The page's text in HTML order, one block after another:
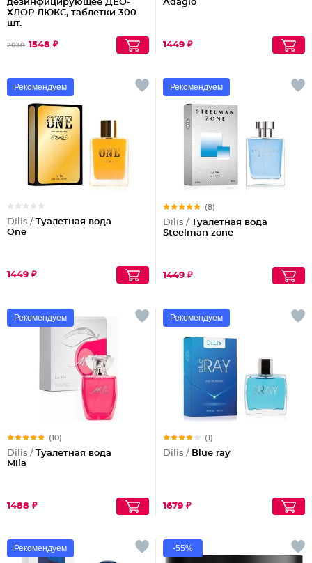
дезинфицирующее ДЕО-
ХЛОР ЛЮКС, таблетки 300
шт.
2038 1548 ₽
Adagio
1449 ₽
Рекомендуем
Dilis / Туалетная вода
One
1449 ₽
Рекомендуем
(8)
Dilis / Туалетная вода
Steelman zone
1449 ₽
Рекомендуем
(10)
Dilis / Туалетная вода
Mila
1488 ₽
Рекомендуем
(1)
Dilis / Blue ray
1679 ₽
Рекомендуем -55%